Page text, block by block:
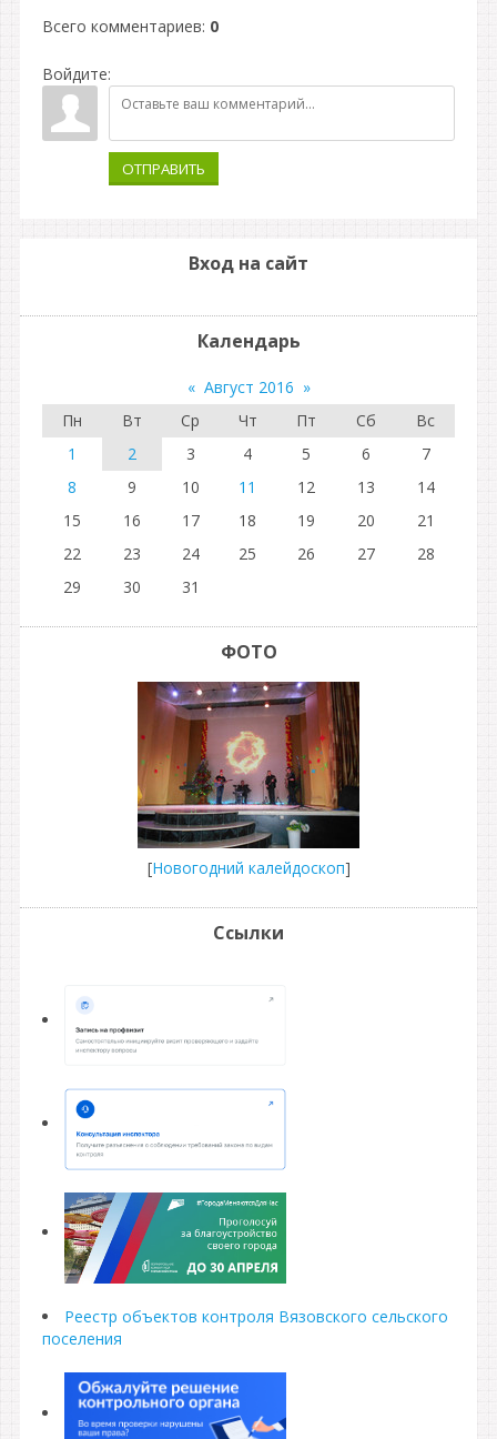
Всего комментариев: 0
Войдите:
ОТПРАВИТЬ
Вход на сайт
Календарь
« Август 2016 »
Пн
Вт Ср Чт Пт Сб
Вс
1
2 3 4 5 6
7
8
9 10 11 12 13
14
15
16 17 18 19 20
21
22
23 24 25 26 27
28
29
30 31
ФОТО
[Новогодний калейдоскоп]
Ссылки
Реестр объектов контроля Вязовского сельского
поселения